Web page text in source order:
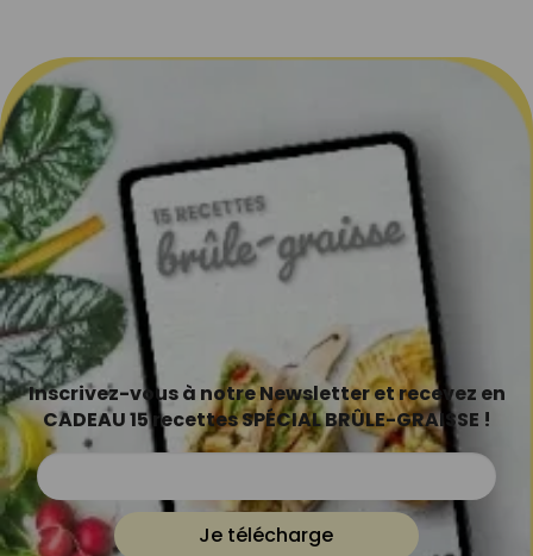
Inscrivez-vous à notre Newsletter et recevez en
CADEAU 15 recettes SPÉCIAL BRÛLE-GRAISSE !
Je télécharge